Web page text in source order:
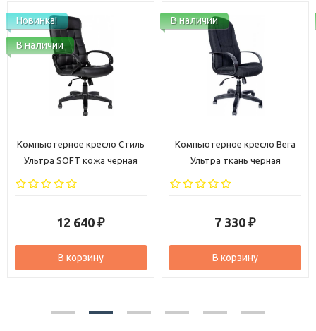
Новинка!
В наличии
Компьютерное кресло Стиль
Ультра SOFT кожа черная
12 640 ₽
В корзину
В наличии
Компьютерное кресло Вега
Ультра ткань черная
7 330 ₽
В корзину